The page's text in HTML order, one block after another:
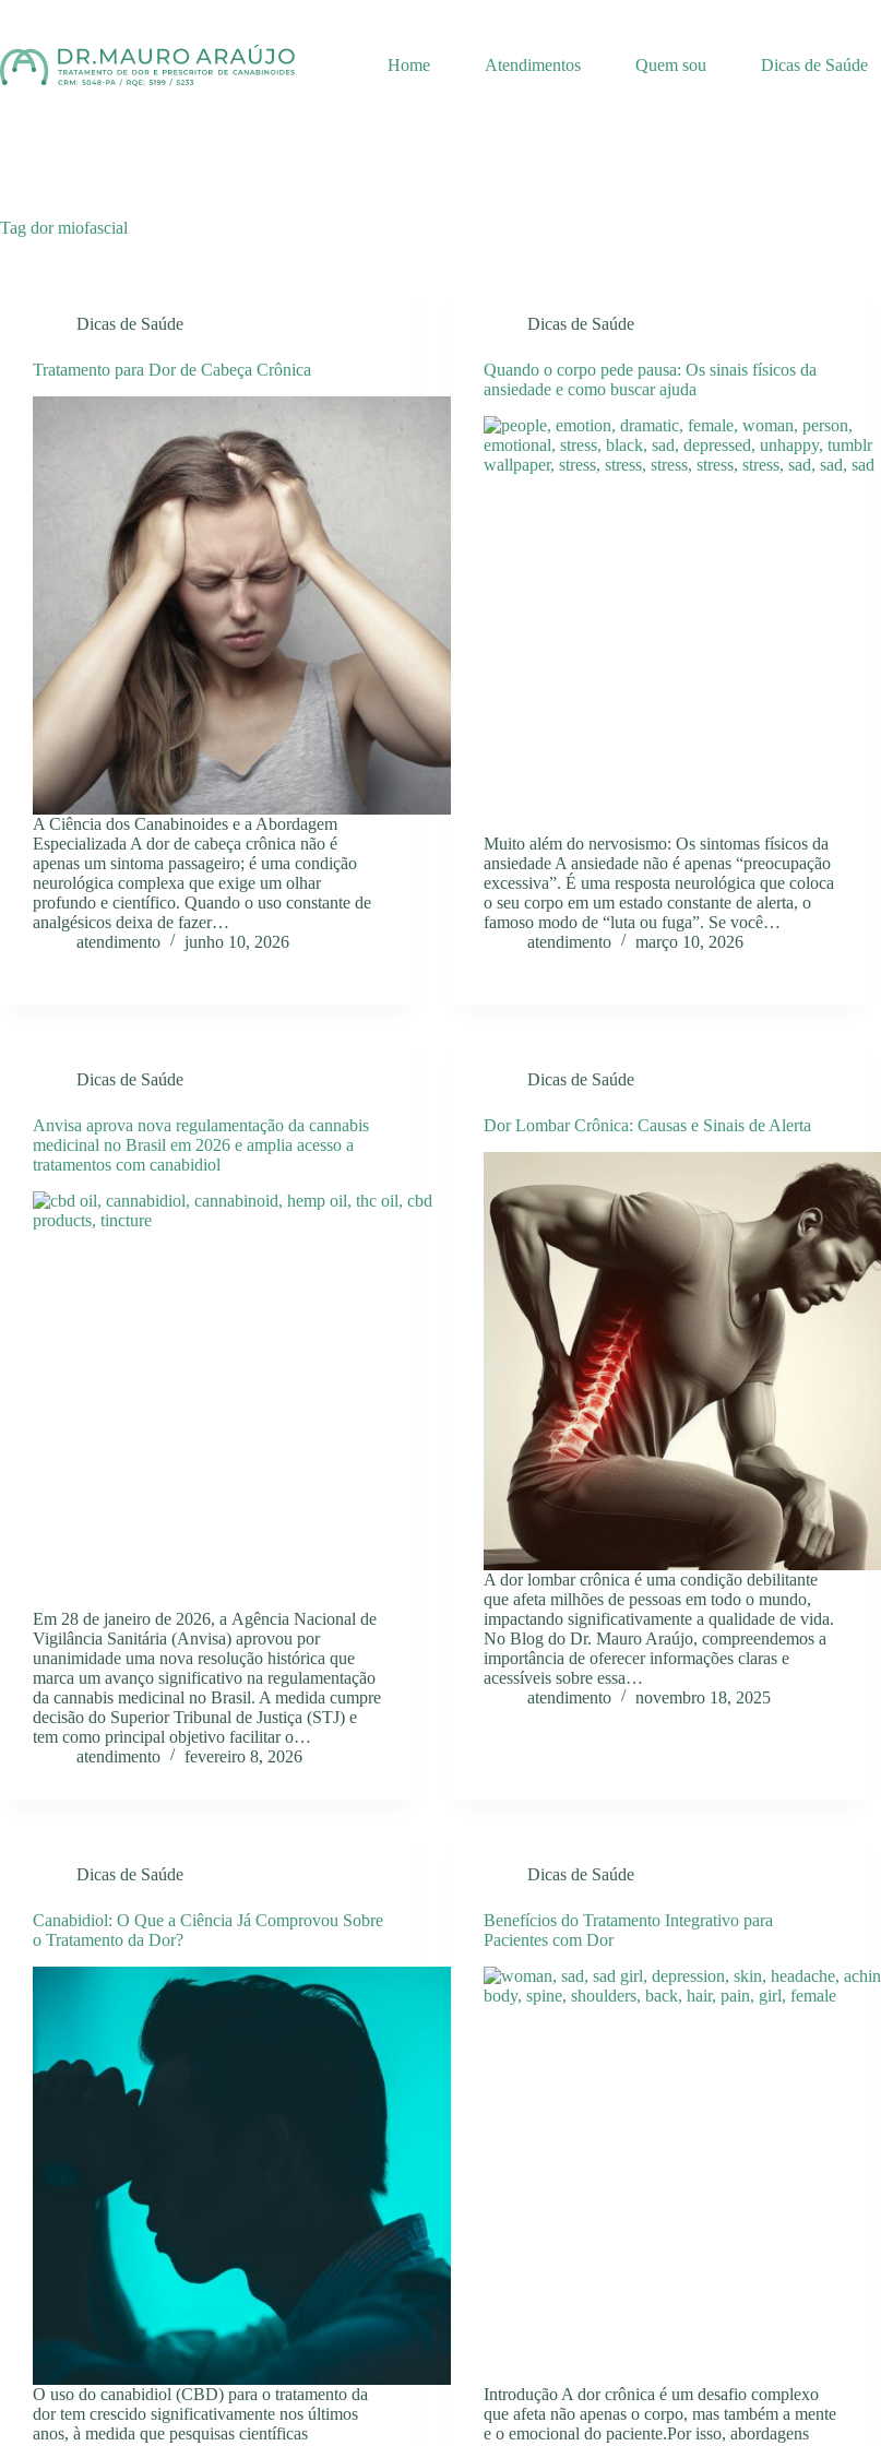
conteúdo
Home Atendimentos Quem sou Dicas de Saúde
Tag dor miofascial
Dicas de Saúde
Tratamento para Dor de Cabeça Crônica
A Ciência dos Canabinoides e a Abordagem
Especializada A dor de cabeça crônica não é
apenas um sintoma passageiro; é uma condição
neurológica complexa que exige um olhar
profundo e científico. Quando o uso constante de
analgésicos deixa de fazer…
atendimento
junho 10, 2026
Dicas de Saúde
Quando o corpo pede pausa: Os sinais físicos da
ansiedade e como buscar ajuda
Muito além do nervosismo: Os sintomas físicos da
ansiedade A ansiedade não é apenas “preocupação
excessiva”. É uma resposta neurológica que coloca
o seu corpo em um estado constante de alerta, o
famoso modo de “luta ou fuga”. Se você…
atendimento
março 10, 2026
Dicas de Saúde
Anvisa aprova nova regulamentação da cannabis
medicinal no Brasil em 2026 e amplia acesso a
tratamentos com canabidiol
Em 28 de janeiro de 2026, a Agência Nacional de
Vigilância Sanitária (Anvisa) aprovou por
unanimidade uma nova resolução histórica que
marca um avanço significativo na regulamentação
da cannabis medicinal no Brasil. A medida cumpre
decisão do Superior Tribunal de Justiça (STJ) e
tem como principal objetivo facilitar o…
atendimento
fevereiro 8, 2026
Dicas de Saúde
Dor Lombar Crônica: Causas e Sinais de Alerta
A dor lombar crônica é uma condição debilitante
que afeta milhões de pessoas em todo o mundo,
impactando significativamente a qualidade de vida.
No Blog do Dr. Mauro Araújo, compreendemos a
importância de oferecer informações claras e
acessíveis sobre essa…
atendimento
novembro 18, 2025
Dicas de Saúde
Canabidiol: O Que a Ciência Já Comprovou Sobre
o Tratamento da Dor?
O uso do canabidiol (CBD) para o tratamento da
dor tem crescido significativamente nos últimos
anos, à medida que pesquisas científicas
Dicas de Saúde
Benefícios do Tratamento Integrativo para
Pacientes com Dor
Introdução A dor crônica é um desafio complexo
que afeta não apenas o corpo, mas também a mente
e o emocional do paciente.Por isso, abordagens